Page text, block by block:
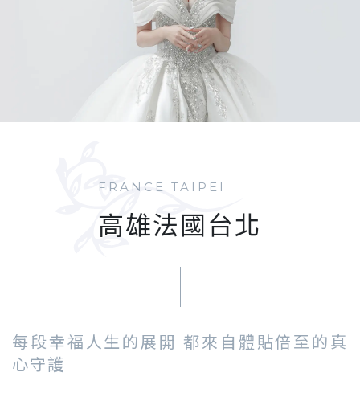
FRANCE TAIPEI
高雄法國台北
每段幸福人生的展開 都來自體貼倍至的真
心守護